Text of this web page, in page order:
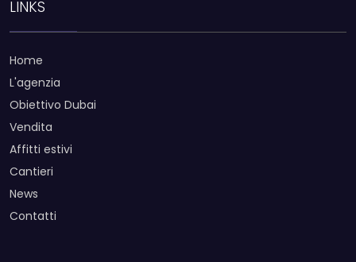
LINKS
Home
L'agenzia
Obiettivo Dubai
Vendita
Affitti estivi
Cantieri
News
Contatti